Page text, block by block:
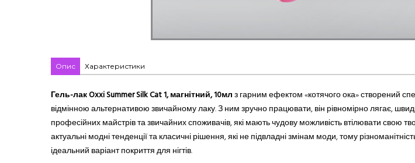
Опис Характеристики
Гель-лак Oxxi Summer Silk Cat 1, магнітний, 10млз гарним ефектом «котячого ока» створений
відмінною альтернативою звичайному лаку. З ним зручно працювати, він рівномірно лягає,
професійних майстрівтазвичайних споживачів, які мають чудову можливість втілювати свою
актуальні модні тенденції та класичні рішення, які не підвладні змінам моди, тому
ідеальний варіант покриття для нігтів.